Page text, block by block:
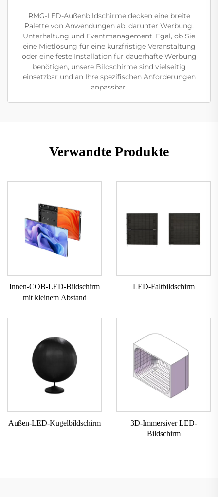
RMG-LED-Außenbildschirme decken eine breite
Palette von Anwendungen ab, darunter Werbung,
Unterhaltung und Eventmanagement. Egal, ob Sie
eine Mietlösung für eine kurzfristige Veranstaltung
oder eine feste Installation für dauerhafte Werbung
benötigen, unsere Bildschirme sind vielseitig
einsetzbar und an Ihre spezifischen Anforderungen
anpassbar.
Verwandte Produkte
Innen-COB-LED-Bildschirm
mit kleinem Abstand
LED-Faltbildschirm
Außen-LED-Kugelbildschirm
3D-Immersiver LED-
Bildschirm